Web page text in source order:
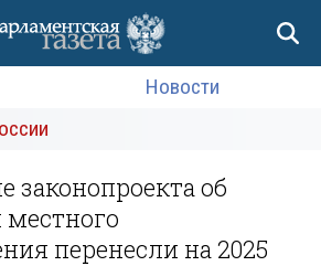
Новости
законопроекта об
перенесли на 2025